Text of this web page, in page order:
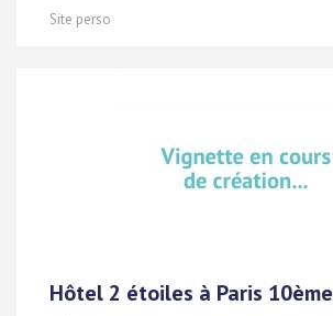
Site perso
Hôtel 2 étoiles à Paris 10ème